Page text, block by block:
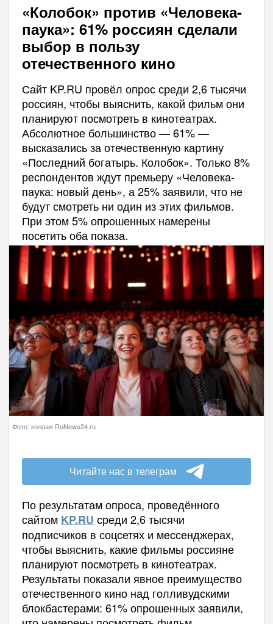
«Колобок» против «Человека-
паука»: 61% россиян сделали
выбор в пользу
отечественного кино
Сайт KP.RU провёл опрос среди 2,6 тысячи
россиян, чтобы выяснить, какой фильм они
планируют посмотреть в кинотеатрах.
Абсолютное большинство — 61% —
высказались за отечественную картину
«Последний богатырь. Колобок». Только 8%
респондентов ждут премьеру «Человека-
паука: новый день», а 25% заявили, что не
будут смотреть ни один из этих фильмов.
При этом 5% опрошенных намерены
посетить оба показа.
Фото: коллаж RuNews24.ru
Читайте нас в телеграм
По результатам опроса, проведённого
сайтом KP.RU среди 2,6 тысячи
подписчиков в соцсетях и мессенджерах,
чтобы выяснить, какие фильмы россияне
планируют посмотреть в кинотеатрах.
Результаты показали явное преимущество
отечественного кино над голливудскими
блокбастерами: 61% опрошенных заявили,